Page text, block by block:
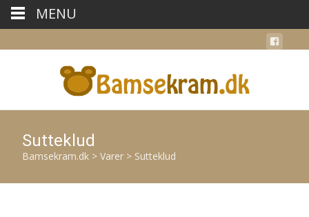
Sutteklud
Bamsekram.dk > Varer > Sutteklud
MENU